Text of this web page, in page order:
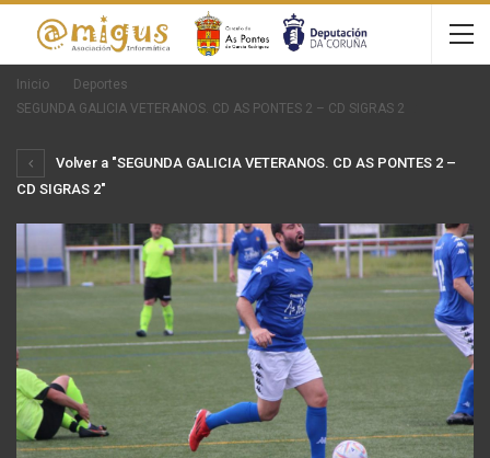
Inicio
Deportes
SEGUNDA GALICIA VETERANOS. CD AS PONTES 2 – CD SIGRAS 2
Volver a "SEGUNDA GALICIA VETERANOS. CD AS PONTES 2 –
CD SIGRAS 2"